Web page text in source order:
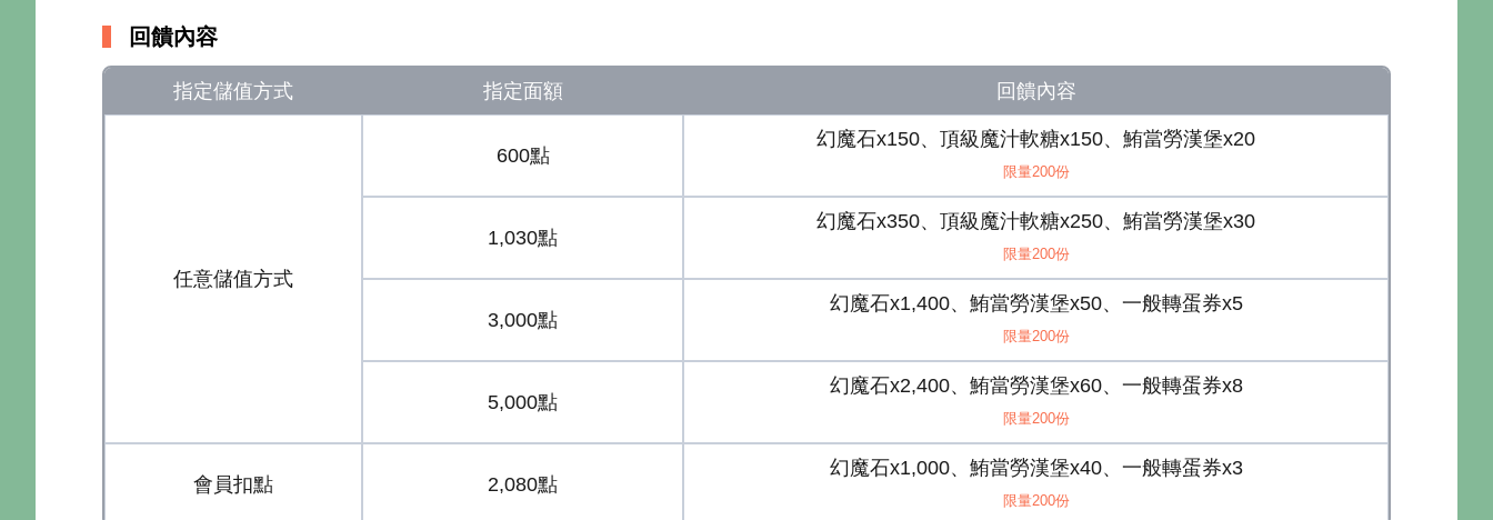
回饋內容
指定儲值方式 指定面額 回饋內容
任意儲值方式
600點
幻魔石x150、頂級魔汁軟糖x150、鮪當勞漢堡x20
限量200份
1,030點
幻魔石x350、頂級魔汁軟糖x250、鮪當勞漢堡x30
限量200份
3,000點
幻魔石x1,400、鮪當勞漢堡x50、一般轉蛋券x5
限量200份
5,000點
幻魔石x2,400、鮪當勞漢堡x60、一般轉蛋券x8
限量200份
會員扣點 2,080點
幻魔石x1,000、鮪當勞漢堡x40、一般轉蛋券x3
限量200份